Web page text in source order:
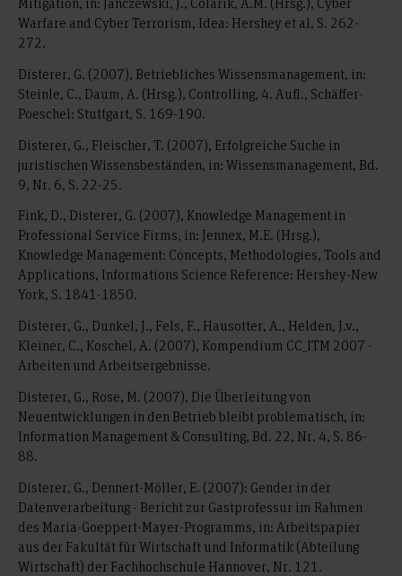
Warfare and Cyber Terrorism, Idea: Hershey et al, S. 262-
272.
Disterer, G. (2007), Betriebliches Wissensmanagement, in:
Steinle, C., Daum, A. (Hrsg.), Controlling, 4. Aufl., Schäffer-
Poeschel: Stuttgart, S. 169-190.
Disterer, G., Fleischer, T. (2007), Erfolgreiche Suche in
juristischen Wissensbeständen, in: Wissensmanagement, Bd.
9, Nr. 6, S. 22-25.
Fink, D., Disterer, G. (2007), Knowledge Management in
Professional Service Firms, in: Jennex, M.E. (Hrsg.),
Knowledge Management: Concepts, Methodologies, Tools and
Applications, Informations Science Reference: Hershey-New
York, S. 1841-1850.
Disterer, G., Dunkel, J., Fels, F., Hausotter, A., Helden, J.v.,
Kleiner, C., Koschel, A. (2007), Kompendium CC_ITM 2007 -
Arbeiten und Arbeitsergebnisse.
Disterer, G., Rose, M. (2007), Die Überleitung von
Neuentwicklungen in den Betrieb bleibt problematisch, in:
Information Management & Consulting, Bd. 22, Nr. 4, S. 86-
88.
Disterer, G., Dennert-Möller, E. (2007): Gender in der
Datenverarbeitung - Bericht zur Gastprofessur im Rahmen
des Maria-Goeppert-Mayer-Programms, in: Arbeitspapier
aus der Fakultät für Wirtschaft und Informatik (Abteilung
Wirtschaft) der Fachhochschule Hannover, Nr. 121.